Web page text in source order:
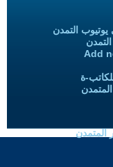
التمدن
Add
ة
المتمدن